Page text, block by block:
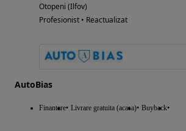
Otopeni (Ilfov)
Profesionist • Reactualizat
AutoBias
Finantare Livrare gratuita (acasa) Buyback